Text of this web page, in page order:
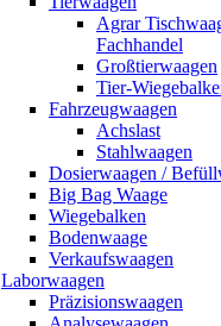
Agrar
Fachhandel
Großtierwaagen
Tier-
Fahrzeugwaagen
Achslast
Stahlwaagen
Dosierwaagen /
Big Bag Waage
Wiegebalken
Bodenwaage
Verkaufswaagen
Laborwaagen
Präzisionswaagen